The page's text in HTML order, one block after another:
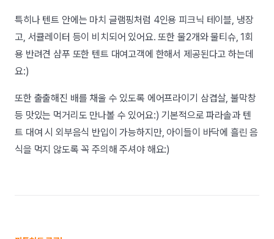
특히나 텐트 안에는 마치 글램핑처럼 4인용 피크닉 테이블, 냉장
고, 서큘레이터 등이 비치되어 있어요. 또한 물2개와 물티슈, 1회
용 반려견 샴푸 또한 텐트 대여고객에 한해서 제공된다고 하는데
요:)
또한 출출해진 배를 채울 수 있도록 에어프라이기 삼겹살, 불막창
등 맛있는 먹거리도 만나볼 수 있어요:) 기본적으로 파라솔과 텐
트 대여 시 외부음식 반입이 가능하지만, 아이들이 바닥에 흘린 음
식을 먹지 않도록 꼭 주의해 주셔야 해요:)